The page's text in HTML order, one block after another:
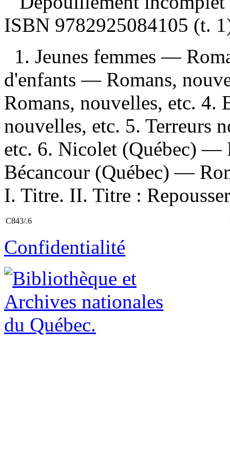
ISBN 9782925084105 (t.
1. Jeunes femmes —
d'enfants — Romans,
Romans, nouvelles, etc.
nouvelles, etc. 5. Terreurs
etc. 6. Nicolet (Québec) —
Bécancour (Québec) —
I. Titre. II. Titre :
C843/.6
Confidentialité